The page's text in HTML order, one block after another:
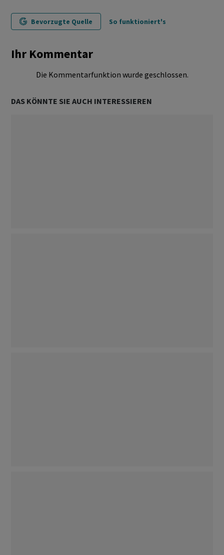
Bevorzugte Quelle So funktioniert's
Ihr Kommentar
Die Kommentarfunktion wurde geschlossen.
DAS KÖNNTE SIE AUCH INTERESSIEREN